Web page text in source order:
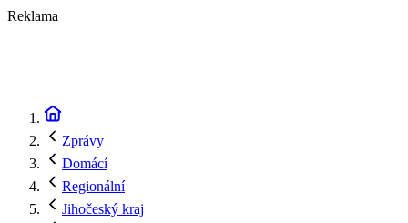
Reklama
Zprávy
Domácí
Regionální
Jihočeský kraj